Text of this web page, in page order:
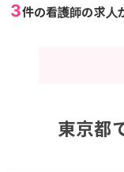
3件の看護師の求人
東京都